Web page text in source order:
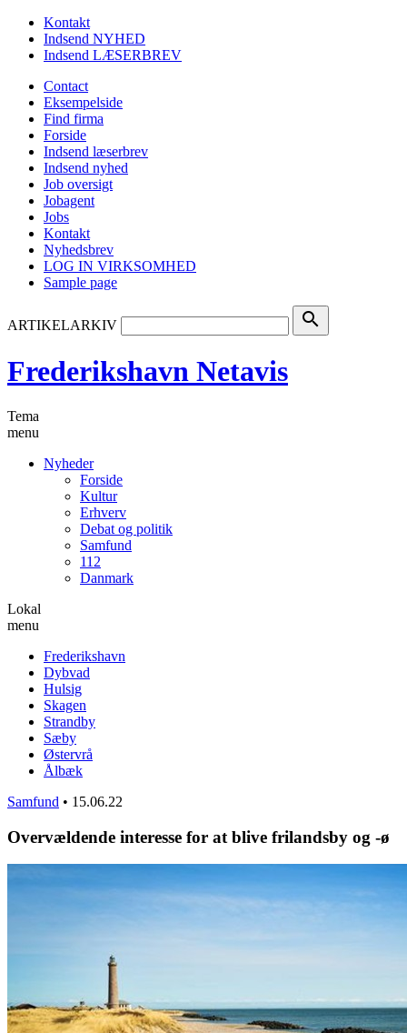
Kontakt
Indsend NYHED
Indsend LÆSERBREV
Contact
Eksempelside
Find firma
Forside
Indsend læserbrev
Indsend nyhed
Job oversigt
Jobagent
Jobs
Kontakt
Nyhedsbrev
LOG IN VIRKSOMHED
Sample page
ARTIKELARKIV search
Frederikshavn Netavis
Tema
menu
Nyheder
Forside
Kultur
Erhverv
Debat og politik
Samfund
112
Danmark
Lokal
menu
Frederikshavn
Dybvad
Hulsig
Skagen
Strandby
Sæby
Østervrå
Ålbæk
Samfund • 15.06.22
Overvældende interesse for at blive frilandsby og -ø